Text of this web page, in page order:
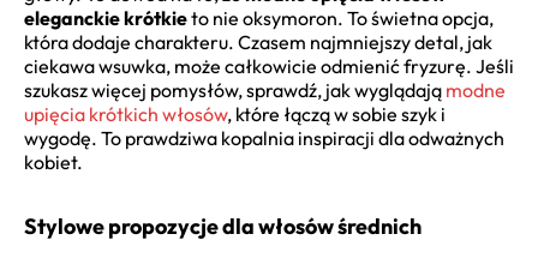
eleganckie krótkieto nie oksymoron. To świetna opcja,
która dodaje charakteru. Czasem najmniejszy detal, jak
ciekawa wsuwka, może całkowicie odmienić fryzurę. Jeśli
szukasz więcej pomysłów, sprawdź, jak wyglądają modne
upięcia krótkich włosów, które łączą w sobie szyk i
wygodę. To prawdziwa kopalnia inspiracji dla odważnych
kobiet.
Stylowe propozycje dla włosów średnich